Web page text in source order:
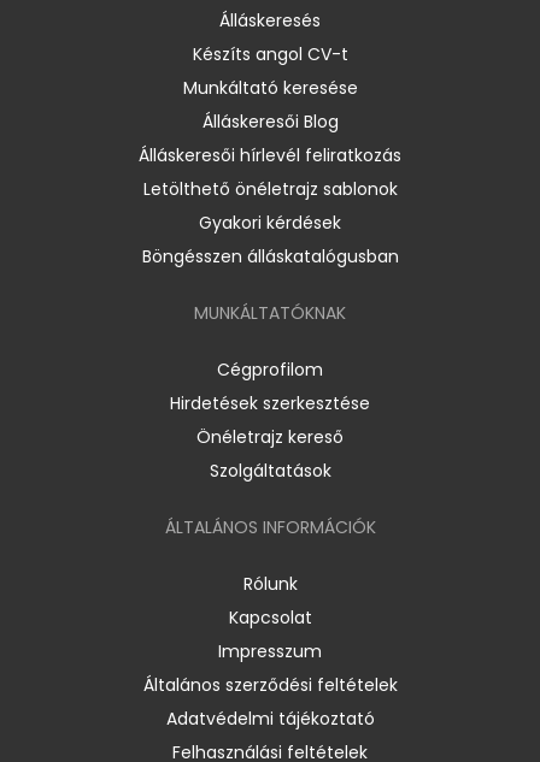
Álláskeresés
Készíts angol CV-t
Munkáltató keresése
Álláskeresői Blog
Álláskeresői hírlevél feliratkozás
Letölthető önéletrajz sablonok
Gyakori kérdések
Böngésszen álláskatalógusban
MUNKÁLTATÓKNAK
Cégprofilom
Hirdetések szerkesztése
Önéletrajz kereső
Szolgáltatások
ÁLTALÁNOS INFORMÁCIÓK
Rólunk
Kapcsolat
Impresszum
Általános szerződési feltételek
Adatvédelmi tájékoztató
Felhasználási feltételek